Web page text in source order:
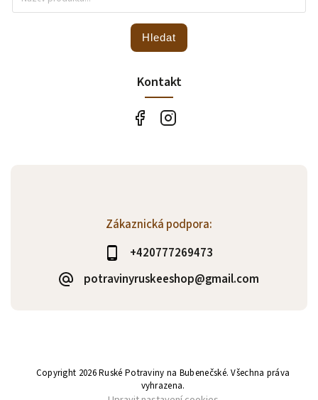
Zákaznická podpora:
+420777269473
potravinyruskeeshop@gmail.com
Hledat
Kontakt
Copyright 2026Ruské Potraviny na Bubenečské. Všechna práva
vyhrazena.